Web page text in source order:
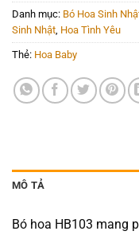
Danh mục: Bó Hoa Sinh
Sinh Nhật Hoa Tình Yêu
Thẻ: Hoa Baby
MÔ TẢ
Bó hoa HB103 mang